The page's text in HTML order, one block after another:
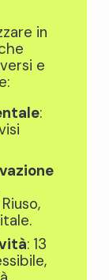
in
e
:
: 13